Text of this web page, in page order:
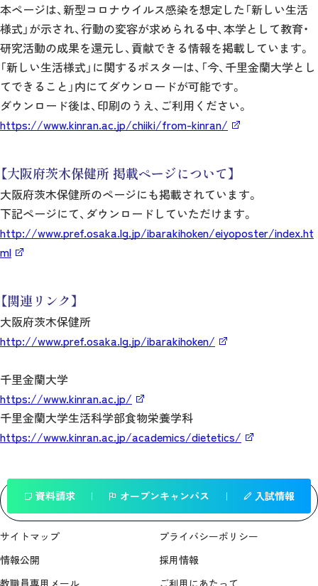
本ページは、新型コロナウイルス感染を想定した「新しい生活
様式」が示され、行動の変容が求められる中、本学として教育・
研究活動の成果を還元し、貢献できる情報を掲載しています。
「新しい生活様式」に関するポスターは、「今、千里金蘭大学とし
てできること」内にてダウンロードが可能です。
ダウンロード後は、印刷のうえ、ご利用ください。
https://www.kinran.ac.jp/chiiki/from-kinran/
【大阪府茨木保健所 掲載ページについて】
大阪府茨木保健所のページにも掲載されています。
下記ページにて、ダウンロードしていただけます。
http://www.pref.osaka.lg.jp/ibarakihoken/eiyoposter/index.ht
ml
【関連リンク】
大阪府茨木保健所
http://www.pref.osaka.lg.jp/ibarakihoken/
千里金蘭大学
https://www.kinran.ac.jp/
千里金蘭大学生活科学部食物栄養学科
https://www.kinran.ac.jp/academics/dietetics/
一覧へ戻る
資料請求 オープンキャンパス 入試情報
サイトマップ
プライバシーポリシー
情報公開
採用情報